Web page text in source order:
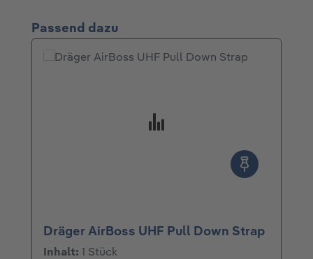
Produktgalerie überspringen
Passend dazu
Dräger AirBoss UHF Pull Down Strap
Inhalt: 1 Stück